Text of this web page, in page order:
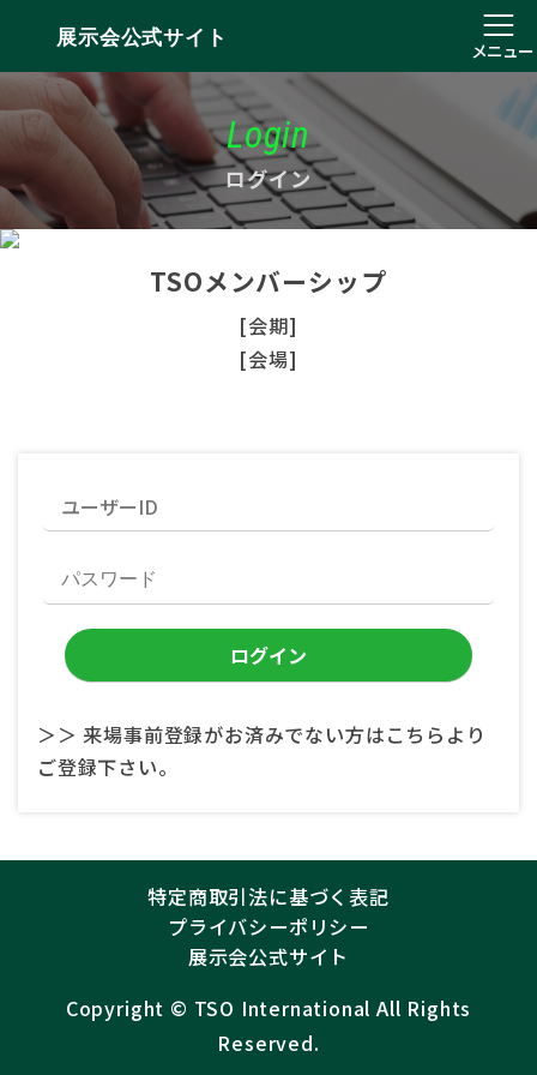
展示会公式サイト
メニュー
Login
ログイン
TSOメンバーシップ
[会期]
[会場]
＞＞ 来場事前登録がお済みでない方はこちらより
ご登録下さい。
特定商取引法に基づく表記
プライバシーポリシー
展示会公式サイト
Copyright ©︎ TSO International All Rights
Reserved.